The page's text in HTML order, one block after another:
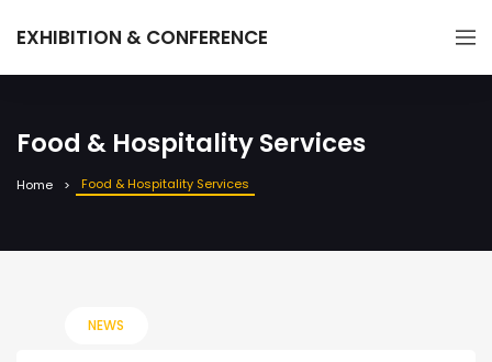
EXHIBITION & CONFERENCE
Food & Hospitality Services
Home Food & Hospitality Services
NEWS